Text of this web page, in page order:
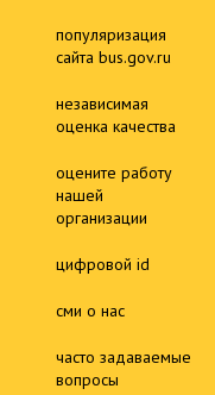
популяризация
сайта bus.gov.ru
независимая
оценка качества
оцените работу
нашей
организации
цифровой id
сми о нас
часто задаваемые
вопросы